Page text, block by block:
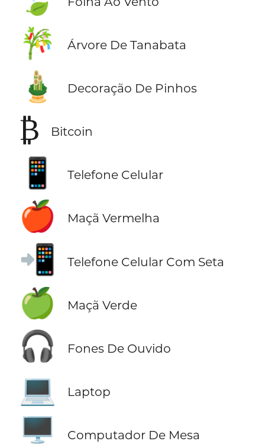
🎋 Árvore De Tanabata
🎍 Decoração De Pinhos
₿ Bitcoin
📱 Telefone Celular
🍎 Maçã Vermelha
📲 Telefone Celular Com Seta
🍏 Maçã Verde
🎧 Fones De Ouvido
💻 Laptop
🖥️ Computador De Mesa